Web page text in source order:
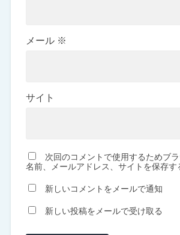
メール ※
サイト
次回のコメントで使用するためブ
名前、メールアドレス、サイトを保存す
新しいコメントをメールで通知
新しい投稿をメールで受け取る